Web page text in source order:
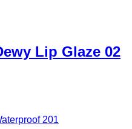
Lip Glaze 02